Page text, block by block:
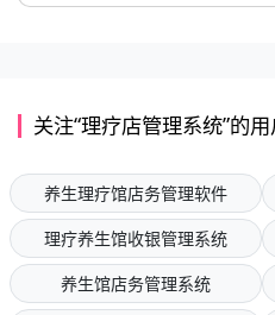
关注“理疗店管理系统”的
养生理疗馆店务管理软件
理疗养生馆收银管理系统
养生馆店务管理系统